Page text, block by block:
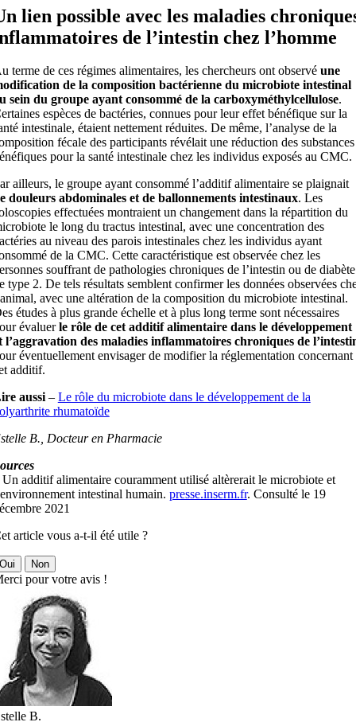
lien possible avec les maladies
de l’intestin chez l’homme
terme de ces régimes alimentaires, les chercheurs ont observé une
de la composition bactérienne du microbiote intestinal
sein du groupe ayant consommé de la carboxyméthylcellulose.
espèces de bactéries, connues pour leur effet bénéfique sur la
intestinale, étaient nettement réduites. De même, l’analyse de la
fécale des participants révélait une réduction des substances
pour la santé intestinale chez les individus exposés au CMC.
ailleurs, le groupe ayant consommé l’additif alimentaire se plaignait
douleurs abdominales et de ballonnements intestinaux. Les
effectuées montraient un changement dans la répartition du
le long du tractus intestinal, avec une concentration des
au niveau des parois intestinales chez les individus ayant
de la CMC. Cette caractéristique est observée chez les
souffrant de pathologies chroniques de l’intestin ou de diabète
type 2. De tels résultats semblent confirmer les données observées
avec une altération de la composition du microbiote intestinal.
études à plus grande échelle et à plus long terme sont nécessaires
évaluerle rôle de cet additif alimentaire dans le développement
l’aggravation des maladies inflammatoires chroniques de
éventuellement envisager de modifier la réglementation concernant
additif.
aussi– Le rôle du microbiote dans le développement de la
rhumatoïde
B., Docteur en Pharmacie
additif alimentaire couramment utilisé altèrerait le microbiote et
intestinal humain. presse.inserm.fr. Consulté le 19
2021
article vous a-t-il été utile ?
Non
pour votre avis !
B.